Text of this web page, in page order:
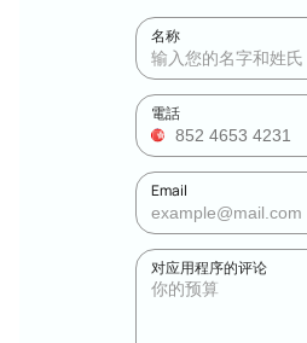
名称
電話
Email
对应用程序的评论